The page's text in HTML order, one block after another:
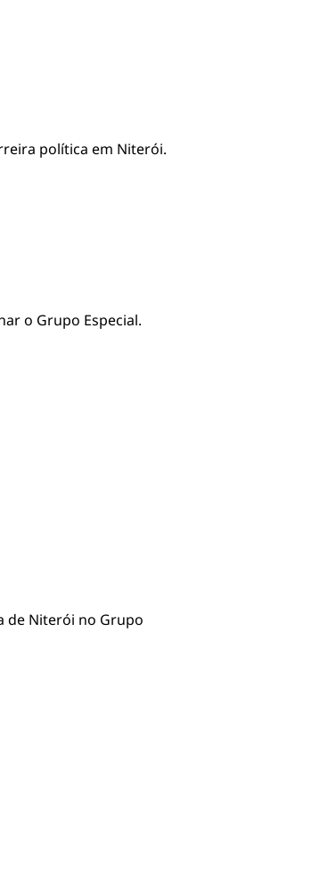
política em Niterói.
o Grupo Especial.
de Niterói no Grupo